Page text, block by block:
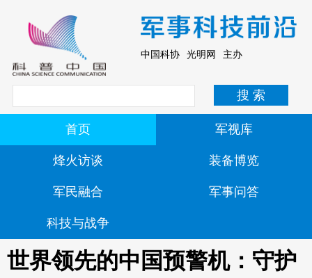
中国科协 光明网 主办
首页 军视库
烽火访谈 装备博览
军民融合 军事问答
科技与战争
世界领先的中国预警机：守护